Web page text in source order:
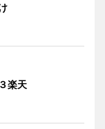
楽天